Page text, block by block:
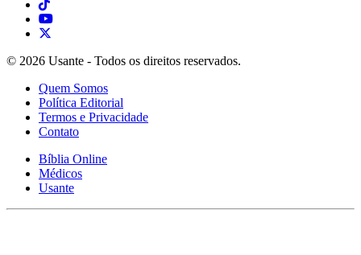
© 2026 Usante - Todos os direitos reservados.
Quem Somos
Política Editorial
Termos e Privacidade
Contato
Bíblia Online
Médicos
Usante